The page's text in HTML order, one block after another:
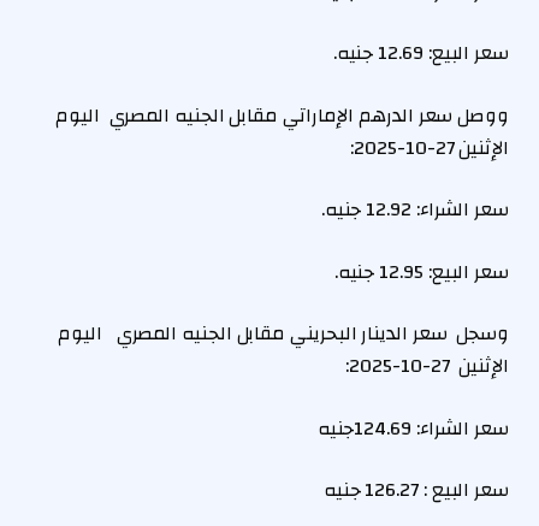
سعر البيع: 12.69 جنيه.
ووصل سعر الدرهم الإماراتي مقابل الجنيه المصري اليوم
الإثنين 27-10-2025:
سعر الشراء: 12.92جنيه.
سعر البيع: 12.95 جنيه.
وسجل سعر الدينار البحريني مقابل الجنيه المصري اليوم
الإثنين 27-10-2025:
سعر الشراء: 124.69جنيه
سعر البيع :126.27جنيه